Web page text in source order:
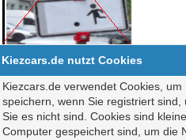
Kiezcars.de nutzt Cookies
Kiezcars.de verwendet Cookies,
speichern, wenn Sie registriert
Sie es nicht sind. Cookies sind
Computer gespeichert sind, um die